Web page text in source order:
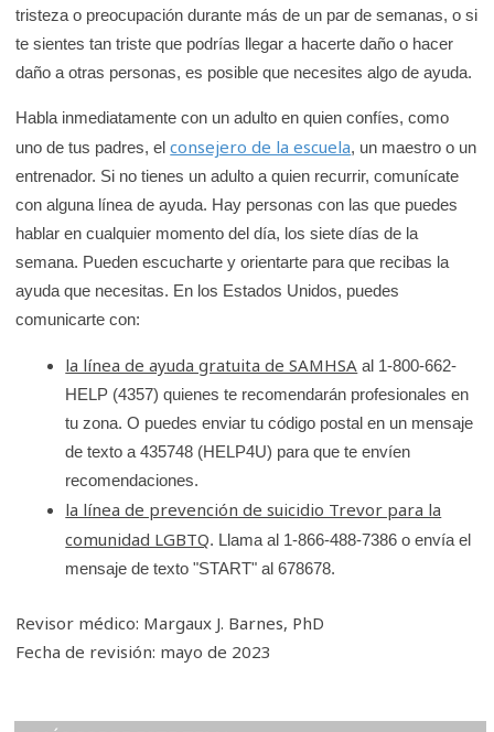
tristeza o preocupación durante más de un par de semanas, o si
te sientes tan triste que podrías llegar a hacerte daño o hacer
daño a otras personas, es posible que necesites algo de ayuda.
Habla inmediatamente con un adulto en quien confíes, como
uno de tus padres, elconsejero de la escuela, un maestro o un
entrenador. Si no tienes un adulto a quien recurrir, comunícate
con alguna línea de ayuda. Hay personas con las que puedes
hablar en cualquier momento del día, los siete días de la
semana. Pueden escucharte y orientarte para que recibas la
ayuda que necesitas. En los Estados Unidos, puedes
comunicarte con:
la línea de ayuda gratuita de SAMHSA al 1-800-662-
HELP (4357) quienes te recomendarán profesionales en
tu zona. O puedes enviar tu código postal en un mensaje
de texto a 435748 (HELP4U) para que te envíen
recomendaciones.
la línea de prevención de suicidio Trevor para la
comunidad LGBTQ. Llama al 1-866-488-7386 o envía el
mensaje de texto "START" al 678678.
Revisor médico: Margaux J. Barnes, PhD
Fecha de revisión: mayo de 2023